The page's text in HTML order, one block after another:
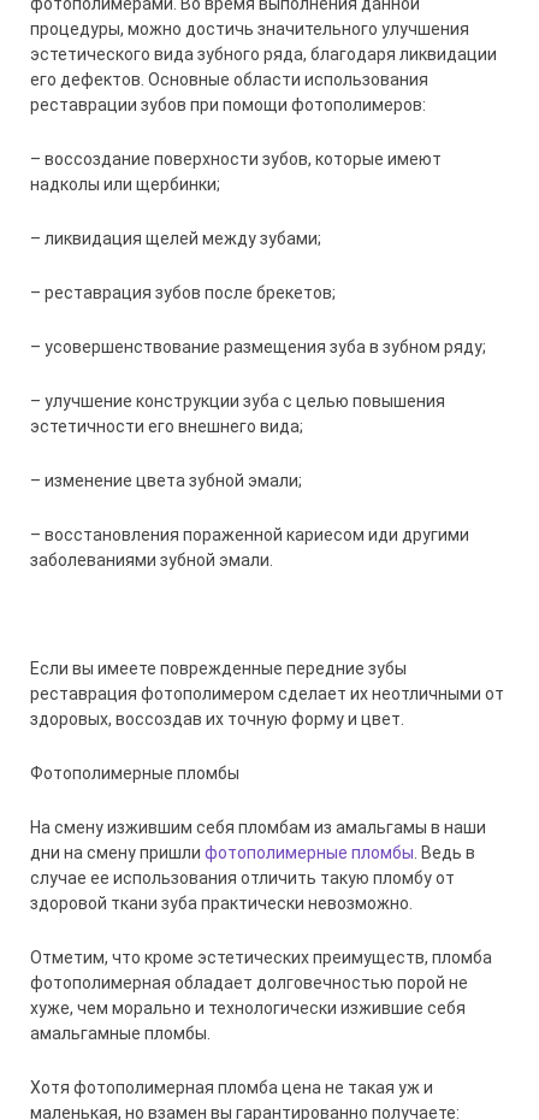
процедуры, можно достичь значительного улучшения
эстетического вида зубного ряда, благодаря ликвидации
его дефектов. Основные области использования
реставрации зубов при помощи фотополимеров:
– воссоздание поверхности зубов, которые имеют
надколы или щербинки;
– ликвидация щелей между зубами;
– реставрация зубов после брекетов;
– усовершенствование размещения зуба в зубном ряду;
– улучшение конструкции зуба с целью повышения
эстетичности его внешнего вида;
– изменение цвета зубной эмали;
– восстановления пораженной кариесом иди другими
заболеваниями зубной эмали.
Если вы имеете поврежденные передние зубы
реставрация фотополимером сделает их неотличными от
здоровых, воссоздав их точную форму и цвет.
Фотополимерные пломбы
На смену изжившим себя пломбам из амальгамы в наши
дни на смену пришли фотополимерные пломбы . Ведь в
случае ее использования отличить такую пломбу от
здоровой ткани зуба практически невозможно.
Отметим, что кроме эстетических преимуществ, пломба
фотополимерная обладает долговечностью порой не
хуже, чем морально и технологически изжившие себя
амальгамные пломбы.
Хотя фотополимерная пломба цена не такая уж и
маленькая, но взамен вы гарантированно получаете: